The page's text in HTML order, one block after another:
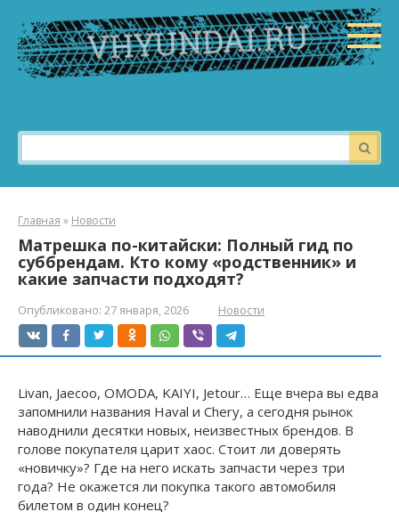
контенту
Поиск:
Главная » Новости
Матрешка по-китайски: Полный гид по
суббрендам. Кто кому «родственник» и
какие запчасти подходят?
Опубликовано: 27 января, 2026 Новости
Livan, Jaecoo, OMODA, KAIYI, Jetour… Еще вчера вы едва
запомнили названия Haval и Chery, а сегодня рынок
наводнили десятки новых, неизвестных брендов. В
голове покупателя царит хаос. Стоит ли доверять
«новичку»? Где на него искать запчасти через три
года? Не окажется ли покупка такого автомобиля
билетом в один конец?